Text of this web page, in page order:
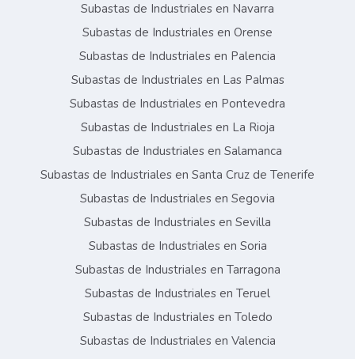
Subastas de Industriales en Navarra
Subastas de Industriales en Orense
Subastas de Industriales en Palencia
Subastas de Industriales en Las Palmas
Subastas de Industriales en Pontevedra
Subastas de Industriales en La Rioja
Subastas de Industriales en Salamanca
Subastas de Industriales en Santa Cruz de Tenerife
Subastas de Industriales en Segovia
Subastas de Industriales en Sevilla
Subastas de Industriales en Soria
Subastas de Industriales en Tarragona
Subastas de Industriales en Teruel
Subastas de Industriales en Toledo
Subastas de Industriales en Valencia